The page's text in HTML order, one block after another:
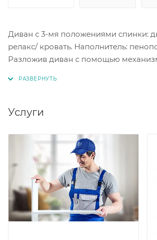
Диван с 3-мя положениями спинки:
релакс/ кровать. Наполнитель:
Разложив диван с помощью
места 450 мм. Спальное место
Различные варианты исполнения в
Услуги